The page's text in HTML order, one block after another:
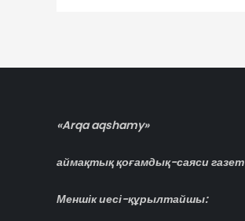
«Arqa aqshamy»
аймақтық қоғамдық-саяси газет
Меншік иесі-құрылтайшы: